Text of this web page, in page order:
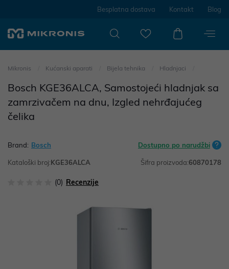
Besplatna dostava Kontakt Blog
Mikronis Kućanski aparati Bijela tehnika Hladnjaci
Bosch KGE36ALCA, Samostojeći hladnjak sa
zamrzivačem na dnu, Izgled nehrđajućeg
čelika
Brand: Bosch Dostupno po narudžbi
Kataloški broj:KGE36ALCA Šifra proizvoda:60870178
(0) Recenzije